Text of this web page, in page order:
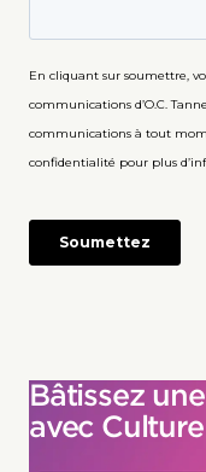
Bâtissez
avec